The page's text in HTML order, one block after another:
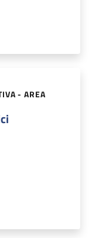
- AREA